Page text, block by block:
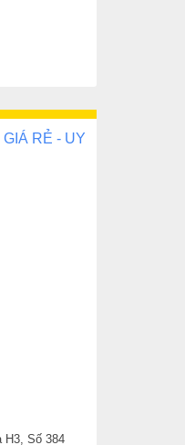
RẺ - UY
H3, Số 384